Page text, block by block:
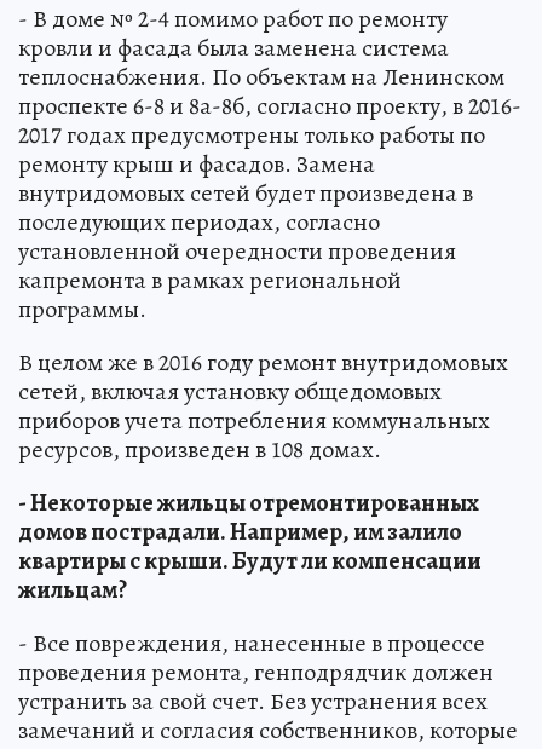
- В доме № 2-4 помимо работ по ремонту
кровли и фасада была заменена система
теплоснабжения. По объектам на Ленинском
проспекте 6-8 и 8а-8б, согласно проекту, в 2016-
2017 годах предусмотрены только работы по
ремонту крыш и фасадов. Замена
внутридомовых сетей будет произведена в
последующих периодах, согласно
установленной очередности проведения
капремонта в рамках региональной
программы.
В целом же в 2016 году ремонт внутридомовых
сетей, включая установку общедомовых
приборов учета потребления коммунальных
ресурсов, произведен в 108 домах.
- Некоторые жильцы отремонтированных
домов пострадали. Например, им залило
квартиры с крыши. Будут ли компенсации
жильцам?
- Все повреждения, нанесенные в процессе
проведения ремонта, генподрядчик должен
устранить за свой счет. Без устранения всех
замечаний и согласия собственников, которые